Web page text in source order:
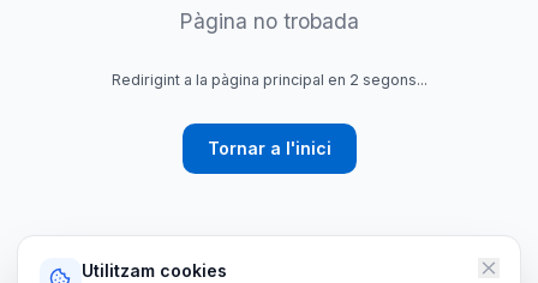
Pàgina no trobada
Redirigint a la pàgina principal en 2 segons...
Tornar a l'inici
Utilitzam cookies